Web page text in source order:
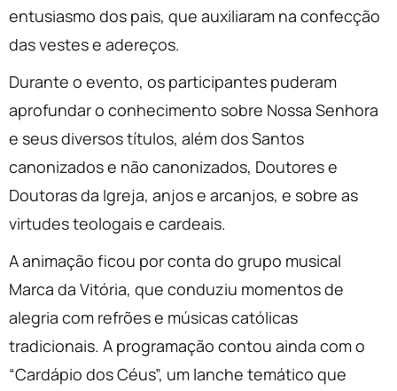
entusiasmo dos pais, que auxiliaram na confecção
das vestes e adereços.
Durante o evento, os participantes puderam
aprofundar o conhecimento sobre Nossa Senhora
e seus diversos títulos, além dos Santos
canonizados e não canonizados, Doutores e
Doutoras da Igreja, anjos e arcanjos, e sobre as
virtudes teologais e cardeais.
A animação ficou por conta do grupo musical
Marca da Vitória, que conduziu momentos de
alegria com refrões e músicas católicas
tradicionais. A programação contou ainda com o
“Cardápio dos Céus”, um lanche temático que